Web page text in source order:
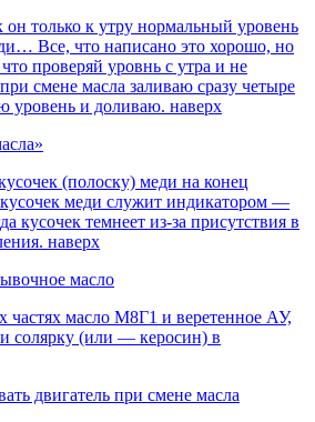
только к утру нормальный уровень
Все, что написано это хорошо, но
проверяй уровнь с утра и не
смене масла заливаю сразу четыре
уровень и доливаю. наверх
(полоску) меди на конец
меди служит индикатором —
кусочек темнеет из-за присутствия в
наверх
масло
частях масло М8Г1 и веретенное АУ,
(или — керосин) в
двигатель при смене масла